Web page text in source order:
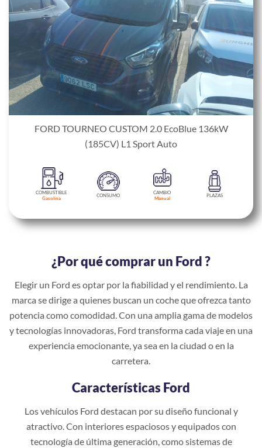
FORD TOURNEO CUSTOM 2.0 EcoBlue 136kW
(185CV) L1 Sport Auto
COMBUSTIBLE
Gasolina
CONSUMO
CAMBIO
Manual
PLAZAS
¿Por qué comprar un Ford ?
Elegir un Ford es optar por la fiabilidad y el rendimiento. La
marca se dirige a quienes buscan un coche que ofrezca tanto
potencia como comodidad. Con una amplia gama de modelos
y tecnologías innovadoras, Ford transforma cada viaje en una
experiencia emocionante, ya sea en la ciudad o en la
carretera.
Características Ford
Los vehículos Ford destacan por su diseño funcional y
atractivo. Con interiores espaciosos y equipados con
tecnología de última generación, como sistemas de